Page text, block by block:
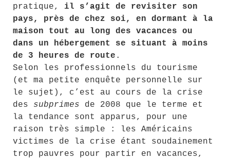
pratique, il s’agit de revisiter son
pays, près de chez soi, en dormant à la
maison tout au long des vacances ou
dans un hébergement se situant à moins
de 3 heures de route .
Selon les professionnels du tourisme
(et ma petite enquête personnelle sur
le sujet), c’est au cours de la crise
des subprimes de 2008 que le terme et
la tendance sont apparus, pour une
raison très simple : les Américains
victimes de la crise étant soudainement
trop pauvres pour partir en vacances,